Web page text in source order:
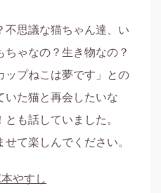
不思議な猫ちゃん達、い
ちゃなの？生き物なの？
ップねこは夢です」との
いた猫と再会したいな
も話していました。
やすし